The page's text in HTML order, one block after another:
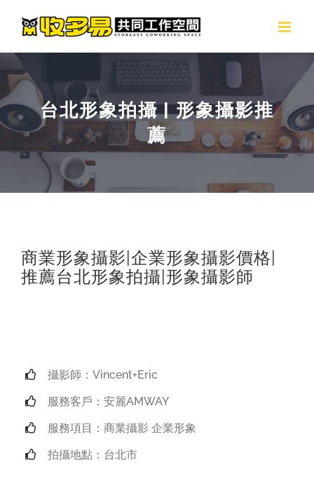
content
台北形象拍攝 | 形象攝影推
薦
商業形象攝影|企業形象攝影價格|
推薦台北形象拍攝|形象攝影師
攝影師：Vincent+Eric
服務客戶：安麗AMWAY
服務項目：商業攝影 企業形象
拍攝地點：台北市